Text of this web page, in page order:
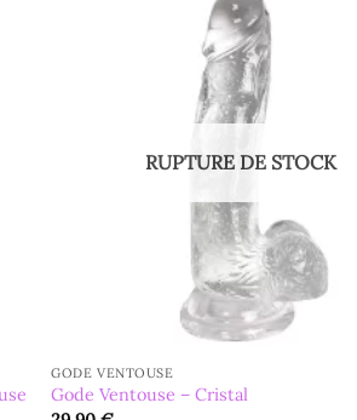
RUPTURE DE STOCK
GODE VENTOUSE
Gode Ventouse – Cristal